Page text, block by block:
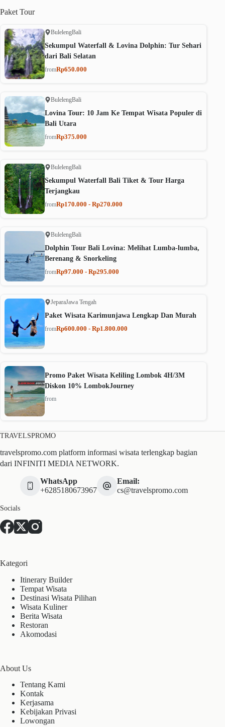
Paket Tour
BulelengBali
Sekumpul Waterfall & Lovina Dolphin: Tur Sehari
dari Bali Selatan
fromRp650.000
BulelengBali
Lovina Tour: 10 Jam Ke Tempat Wisata Populer di
Bali Utara
fromRp375.000
BulelengBali
Sekumpul Waterfall Bali Tiket & Tour Harga
Terjangkau
fromRp170.000 - Rp270.000
BulelengBali
Dolphin Tour Bali Lovina: Melihat Lumba-lumba,
Berenang & Snorkeling
fromRp97.000 - Rp295.000
JeparaJawa Tengah
Paket Wisata Karimunjawa Lengkap Dan Murah
fromRp600.000 - Rp1.800.000
Promo Paket Wisata Keliling Lombok 4H/3M
Diskon 10% LombokJourney
from
TRAVELSPROMO
travelspromo.com platform informasi wisata terlengkap bagian
dari INFINITI MEDIA NETWORK.
WhatsApp
+6285180673967
Email:
cs@travelspromo.com
Socials
Kategori
Itinerary Builder
Tempat Wisata
Destinasi Wisata Pilihan
Wisata Kuliner
Berita Wisata
Restoran
Akomodasi
About Us
Tentang Kami
Kontak
Kerjasama
Kebijakan Privasi
Lowongan